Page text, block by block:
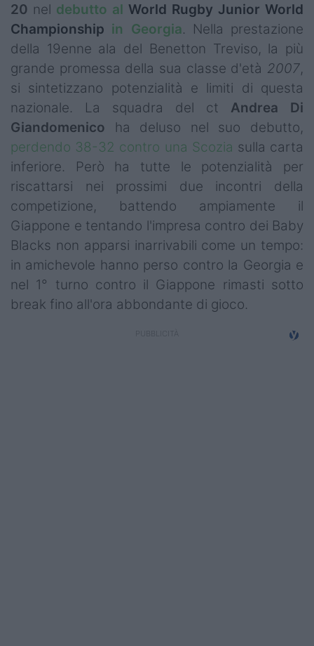
Rugby World Cup
Super Rugby
Rugby in TV
Mercato
Serie A Elite
Campionati
Serie A
Serie B
Serie C
Femminile
20 nel debutto al World Rugby Junior World
Championship in Georgia. Nella prestazione
della 19enne ala del Benetton Treviso, la più
grande promessa della sua classe d'età 2007,
si sintetizzano potenzialità e limiti di questa
nazionale. La squadra del ct Andrea Di
Giandomenico ha deluso nel suo debutto,
perdendo 38-32 contro una Scozia sulla carta
inferiore. Però ha tutte le potenzialità per
riscattarsi nei prossimi due incontri della
competizione, battendo ampiamente il
Giappone e tentando l'impresa contro dei Baby
Blacks non apparsi inarrivabili come un tempo:
in amichevole hanno perso contro la Georgia e
nel 1° turno contro il Giappone rimasti sotto
break fino all'ora abbondante di gioco.